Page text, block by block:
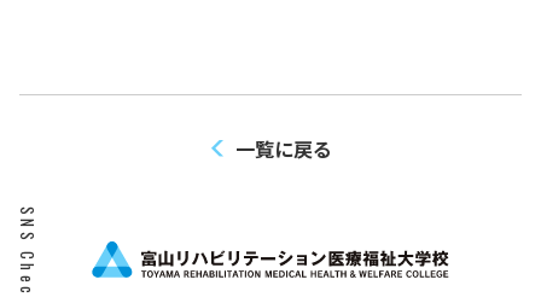
SNS Check!
一覧に戻る